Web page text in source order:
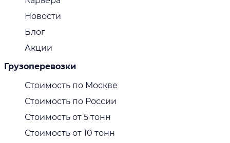
Новости
Блог
Акции
Грузоперевозки
Стоимость по Москве
Стоимость по России
Стоимость от 5 тонн
Стоимость от 10 тонн